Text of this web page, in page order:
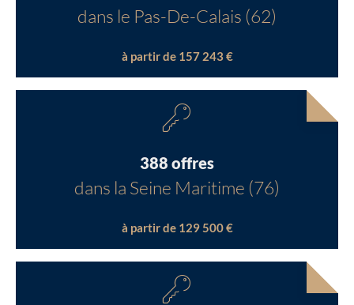
dans le Pas-De-Calais (62)
à partir de 157 243 €
388 offres
dans la Seine Maritime (76)
à partir de 129 500 €